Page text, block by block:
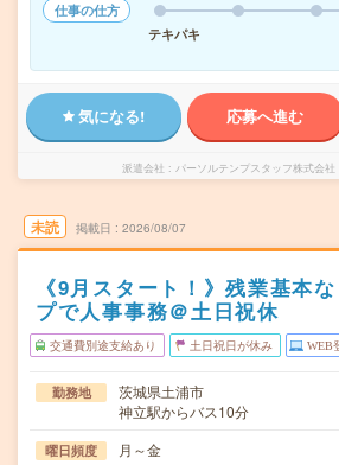
仕事の仕方
テキパキ
気になる! 応募へ進む
派遣会社 パーソルテンプスタッフ株式会
未読 掲載日 2026/08/07
《9月スタート！》残業基本
プで人事事務＠土日祝休
交通費別途支給あり 土日祝日が休み WEB
勤務地
茨城県土浦市
神立駅からバス10分
曜日頻度 月～金